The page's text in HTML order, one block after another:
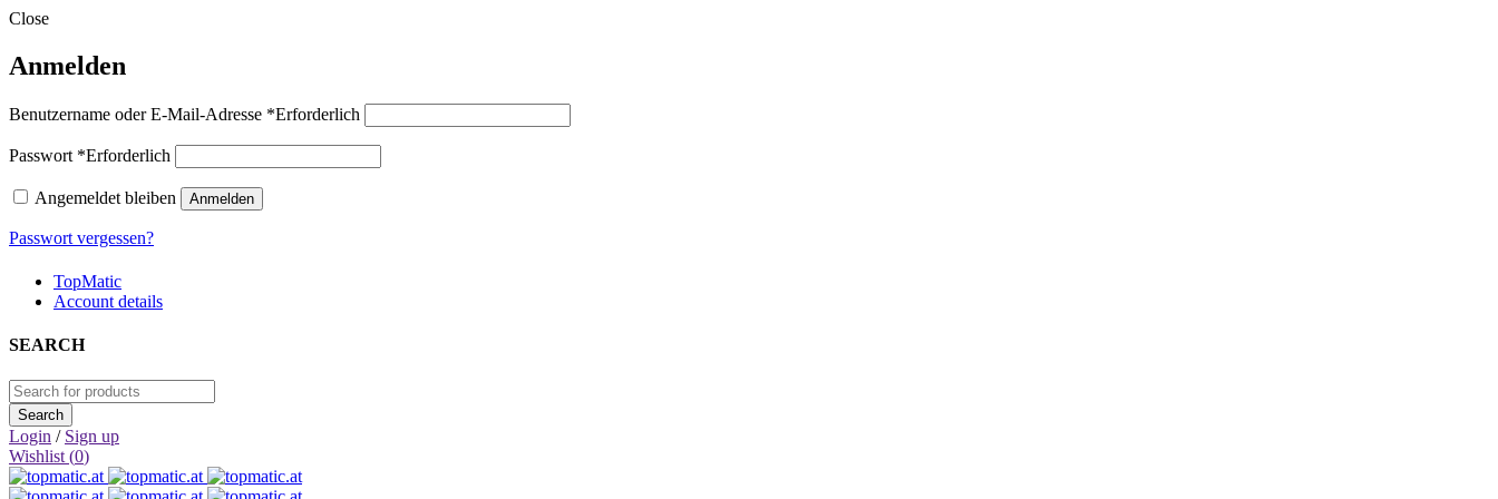
Close
Anmelden
Benutzername oder E-Mail-Adresse *Erforderlich
Passwort *Erforderlich
Angemeldet bleiben Anmelden
Passwort vergessen?
TopMatic
Account details
SEARCH
Login / Sign up
Wishlist (0)